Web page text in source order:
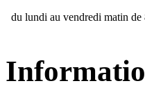
du lundi au vendredi matin de